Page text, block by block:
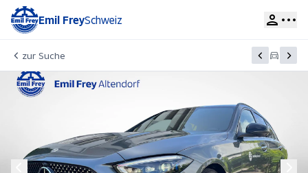
Emil FreySchweiz
zur Suche